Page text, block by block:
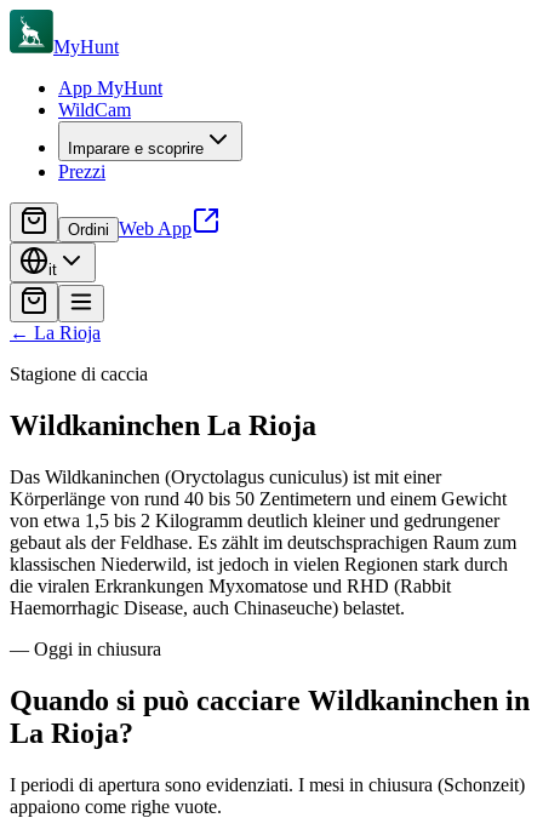
MyHunt
App MyHunt
WildCam
Imparare e scoprire
Prezzi
Ordini Web App
it
← La Rioja
Stagione di caccia
Wildkaninchen La Rioja
Das Wildkaninchen (Oryctolagus cuniculus) ist mit einer
Körperlänge von rund 40 bis 50 Zentimetern und einem Gewicht
von etwa 1,5 bis 2 Kilogramm deutlich kleiner und gedrungener
gebaut als der Feldhase. Es zählt im deutschsprachigen Raum zum
klassischen Niederwild, ist jedoch in vielen Regionen stark durch
die viralen Erkrankungen Myxomatose und RHD (Rabbit
Haemorrhagic Disease, auch Chinaseuche) belastet.
— Oggi in chiusura
Quando si può cacciare Wildkaninchen in
La Rioja?
I periodi di apertura sono evidenziati. I mesi in chiusura (Schonzeit)
appaiono come righe vuote.